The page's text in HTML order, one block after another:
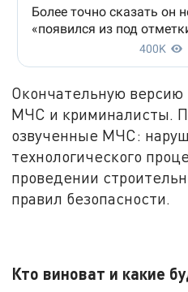
Окончательную версию
МЧС и криминалисты.
озвученные МЧС:
технологического
проведении
правил безопасности.
Кто виноват и какие